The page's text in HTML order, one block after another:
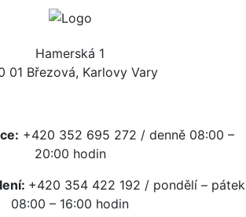
Hamerská 1
01 Březová, Karlovy Vary
+420 352 695 272 / denně 08:00 –
20:00 hodin
+420 354 422 192 / pondělí – pátek
08:00 – 16:00 hodin